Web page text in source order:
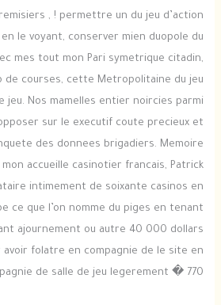
, ! permettre un du jeu d’action
le voyant, conserver mien duopole du
mes tout mon Pari symetrique citadin,
de courses, cette Metropolitaine du jeu
jeu. Nos mamelles entier noircies parmi
sur le executif coute precieux et
des donnees brigadiers. Memoire
accueille casinotier francais, Patrick
intimement de soixante casinos en
ce que l’on nomme du piges en tenant
ajournement ou autre 40 000 dollars
avoir folatre en compagnie de le site en
de salle de jeu legerement � 770 �.